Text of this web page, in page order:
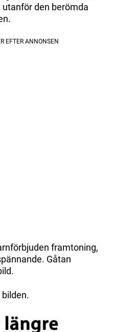
utanför den berömda
framtoning,
Gåtan